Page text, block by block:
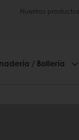
Nuestros productos
/ Bollería